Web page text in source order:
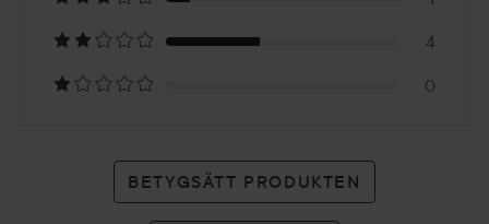
betyg
4
0
BETYGSÄTT PRODUKTEN